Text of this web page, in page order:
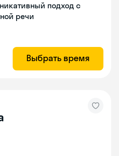
подход с
речи
Выбрать время